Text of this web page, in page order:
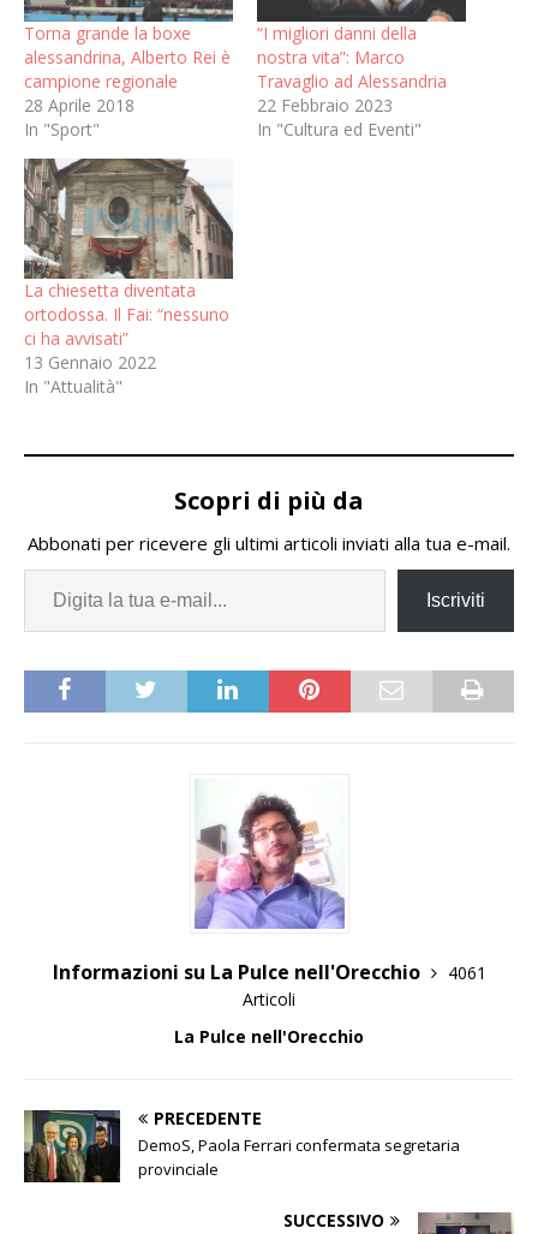
Torna grande la boxe
alessandrina, Alberto Rei è
campione regionale
28 Aprile 2018
In "Sport"
“I migliori danni della
nostra vita”: Marco
Travaglio ad Alessandria
22 Febbraio 2023
In "Cultura ed Eventi"
La chiesetta diventata
ortodossa. Il Fai: “nessuno
ci ha avvisati”
13 Gennaio 2022
In "Attualità"
Scopri di più da
Abbonati per ricevere gli ultimi articoli inviati alla tua e-mail.
Iscriviti
Informazioni su La Pulce nell'Orecchio
4061
Articoli
La Pulce nell'Orecchio
PRECEDENTE
DemoS, Paola Ferrari confermata segretaria
provinciale
SUCCESSIVO